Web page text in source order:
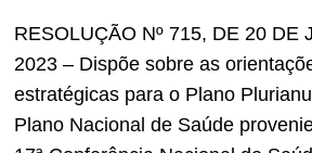
RESOLUÇÃO Nº 715, DE 20 DE
2023 – Dispõe sobre as
estratégicas para o Plano
Plano Nacional de Saúde